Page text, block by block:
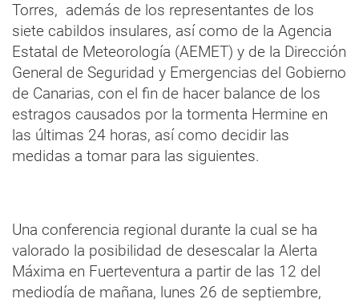
Torres, además de los representantes de los
siete cabildos insulares, así como de la Agencia
Estatal de Meteorología (AEMET) y de la Dirección
General de Seguridad y Emergencias del Gobierno
de Canarias, con el fin de hacer balance de los
estragos causados por la tormenta Hermine en
las últimas 24 horas, así como decidir las
medidas a tomar para las siguientes.
Una conferencia regional durante la cual se ha
valorado la posibilidad de desescalar la Alerta
Máxima en Fuerteventura a partir de las 12 del
mediodía de mañana, lunes 26 de septiembre,